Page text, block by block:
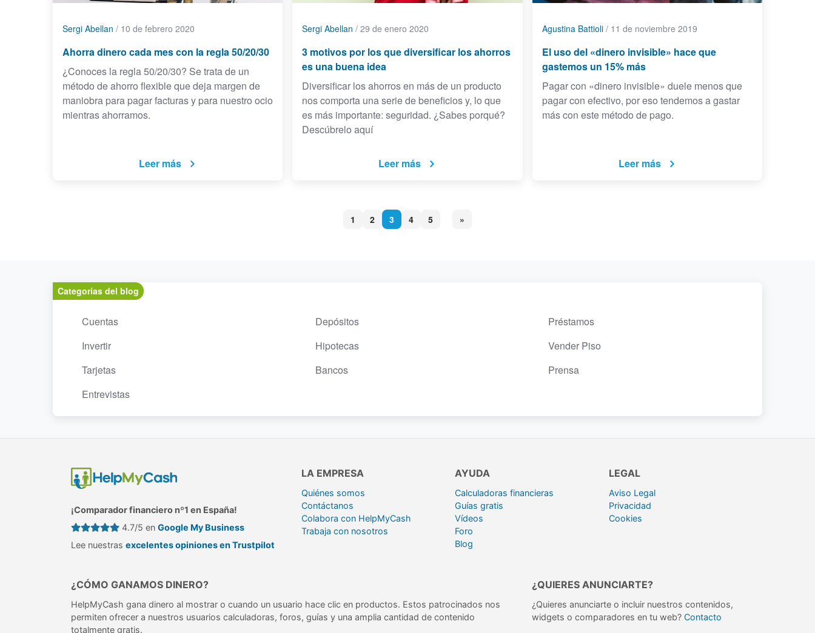
Sergi Abellan / 10 de febrero 2020
Ahorra dinero cada mes con la regla 50/20/30
¿Conoces la regla 50/20/30? Se trata de un
método de ahorro flexible que deja margen de
maniobra para pagar facturas y para nuestro ocio
mientras ahorramos.
Leer más
Sergi Abellan /29 de enero 2020
3 motivos por los que diversificar los ahorros
es una buena idea
Diversificar los ahorros en más de un producto
nos comporta una serie de beneficios y, lo que
es más importante: seguridad. ¿Sabes porqué?
Descúbrelo aquí
Leer más
Agustina Battioli/ 11 de noviembre 2019
El uso del «dinero invisible» hace que
gastemos un 15% más
Pagar con «dinero invisible» duele menos que
pagar con efectivo, por eso tendemos a gastar
más con este método de pago.
Leer más
1 2 3 4 5 »
Categorías del blog
Cuentas
Invertir
Tarjetas
Entrevistas
Depósitos
Hipotecas
Bancos
Préstamos
Vender Piso
Prensa
¡Comparador financiero nº1 en España!
4.7/5 en Google My Business
Lee nuestras excelentes opiniones en Trustpilot
LA EMPRESA
Quiénes somos
Contáctanos
Colabora con HelpMyCash
Trabaja con nosotros
AYUDA
Calculadoras financieras
Guías gratis
Vídeos
Foro
Blog
LEGAL
Aviso Legal
Privacidad
Cookies
¿CÓMO GANAMOS DINERO?
HelpMyCash gana dinero al mostrar o cuando un usuario hace clic en productos. Estos patrocinados nos
permiten ofrecer a nuestros usuarios calculadoras, foros, guías y una amplia cantidad de contenido
totalmente gratis.
¿QUIERES ANUNCIARTE?
¿Quieres anunciarte o incluir nuestros contenidos,
widgets o comparadores en tu web? Contacto